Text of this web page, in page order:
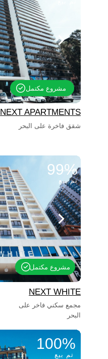
مشروع مكتمل
NEXT APARTMENTS
شقق فاخرة على البحر
99%
تم بيع
100%
تم بيع
مشروع مكتمل
NEXT WHITE
مجمع سكني فاخر على
البحر